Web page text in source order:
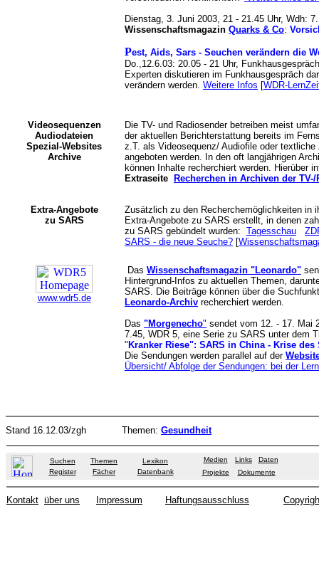
Dienstag, 3. Juni 2003, 21 - 21.45 Uhr, Wdh:
Wissenschaftsmagazin Quarks & Co:
Pest, Aids, Sars - Seuchen verändern die
Do.,12.6.03: 20.05 - 21 Uhr,
Experten diskutieren im Funkhausgespräch
verändern werden. Weitere Infos [WDR-
Videosequenzen
Audiodateien
Spezial-Websites
Archive
Die TV- und Radiosender betreiben meist
der aktuellen Berichterstattung bereits im
z.T. als Videosequenz/ Audiofile oder
angeboten werden. In den oft langjährigen
können Inhalte recherchiert werden. Hierüber
Extraseite
Recherchen in Archiven der TV-/
Extra-Angebote
zu SARS
Zusätzlich zu den Recherchemöglichkeiten in
Extra-Angebote zu SARS erstellt, in denen
zu SARS gebündelt wurden: Tagesschau
SARS - die neue Seuche? [
www.wdr5.de
Das Wissenschaftsmagazin "Leonardo"
Hintergrund-Infos zu aktuellen Themen,
SARS. Die Beiträge können über die
Leonardo-Archiv recherchiert werden.
Das "Morgenecho" sendet vom 12. - 17. Mai
7.45, WDR 5, eine Serie zu SARS unter dem
" Kranker Riese": SARS in China - Krise des
Die Sendungen werden parallel auf der
Übersicht/ Abfolge der Sendungen: bei der
Stand 16.12.03/zgh Themen: Gesundheit
Suchen Themen
Lexikon
Register
Fächer Datenbank
Medien Links
Daten
Projekte
Dokumente
Kontakt über uns Impressum Haftungsausschluss